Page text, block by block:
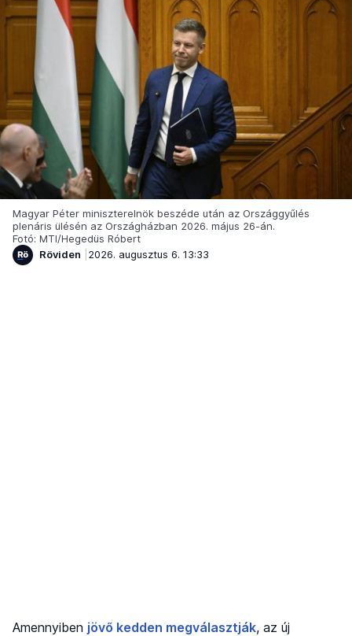
Magyar Péter miniszterelnök beszéde után az Országgyűlés
plenáris ülésén az Országházban 2026. május 26-án.
Fotó: MTI/Hegedüs Róbert
Röviden
2026. augusztus 6. 13:33
Amennyiben jövő kedden megválasztják, az új